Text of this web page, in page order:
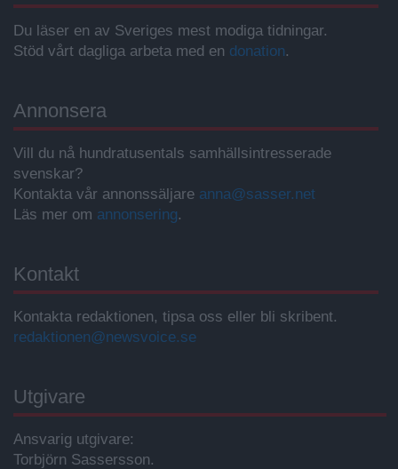
Du läser en av Sveriges mest modiga tidningar.
Stöd vårt dagliga arbeta med en donation.
Annonsera
Vill du nå hundratusentals samhällsintresserade
svenskar?
Kontakta vår annonssäljare anna@sasser.net
Läs mer om annonsering.
Kontakt
Kontakta redaktionen, tipsa oss eller bli skribent.
redaktionen@newsvoice.se
Utgivare
Ansvarig utgivare:
Torbjörn Sassersson.